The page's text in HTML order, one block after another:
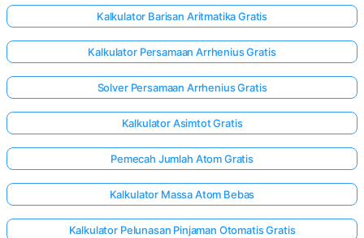
Kalkulator Barisan Aritmatika Gratis
Kalkulator Persamaan Arrhenius Gratis
Solver Persamaan Arrhenius Gratis
Kalkulator Asimtot Gratis
Pemecah Jumlah Atom Gratis
Kalkulator Massa Atom Bebas
Kalkulator Pelunasan Pinjaman Otomatis Gratis